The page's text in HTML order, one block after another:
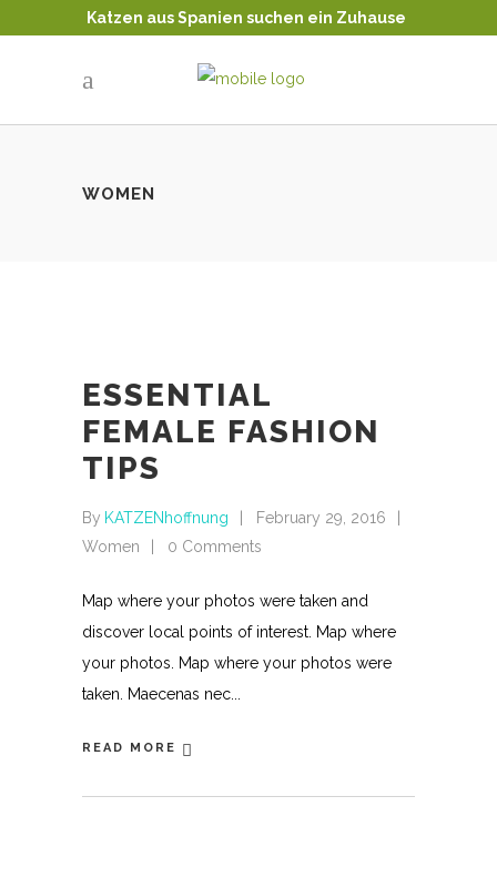
Katzen aus Spanien suchen ein Zuhause
WOMEN
ESSENTIAL
FEMALE FASHION
TIPS
By KATZENhoffnung
February 29, 2016
Women
0 Comments
Map where your photos were taken and
discover local points of interest. Map where
your photos. Map where your photos were
taken. Maecenas nec
READ MORE